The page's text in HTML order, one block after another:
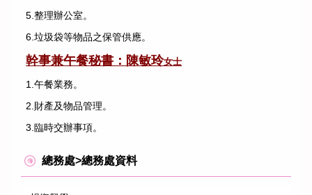
5.整理辦公室。
6.垃圾袋等物品之保管供應。
幹事兼午餐秘書：陳敏玲女士
1.午餐業務。
2.財產及物品管理。
3.臨時交辦事項。
總務處>總務處資料